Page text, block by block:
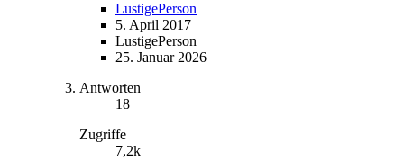
LustigePerson
5. April 2017
LustigePerson
25. Januar 2026
Antworten
18
Zugriffe
7,2k